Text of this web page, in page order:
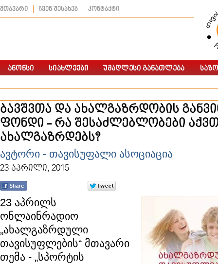
მთავარი ჩვენ შესახებ კონტაქტი
ბავშვთა და ახალგაზრდობის
ფონდი - რა შესაძლებლობები
ახალგაზრდებს?
ავტორი - თავისუფალი ასოციაცია
23 აპრილი, 2015
23 აპრილს
ონლაინრადიო
„ახალგაზრდული
თავისუფლების“ მთავარი
თემა - „სპორტის